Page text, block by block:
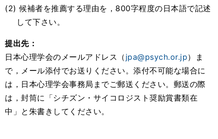
(2) 候補者を推薦する理由を，800字程度の日本語で記述
して下さい。
提出先：
日本心理学会のメールアドレス（ jpa@psych.or.jp）ま
で，メール添付でお送りください。添付不可能な場合に
は，日本心理学会事務局までご郵送ください。郵送の際
は，封筒に「シチズン・サイコロジスト奨励賞書類在
中」と朱書きしてください。